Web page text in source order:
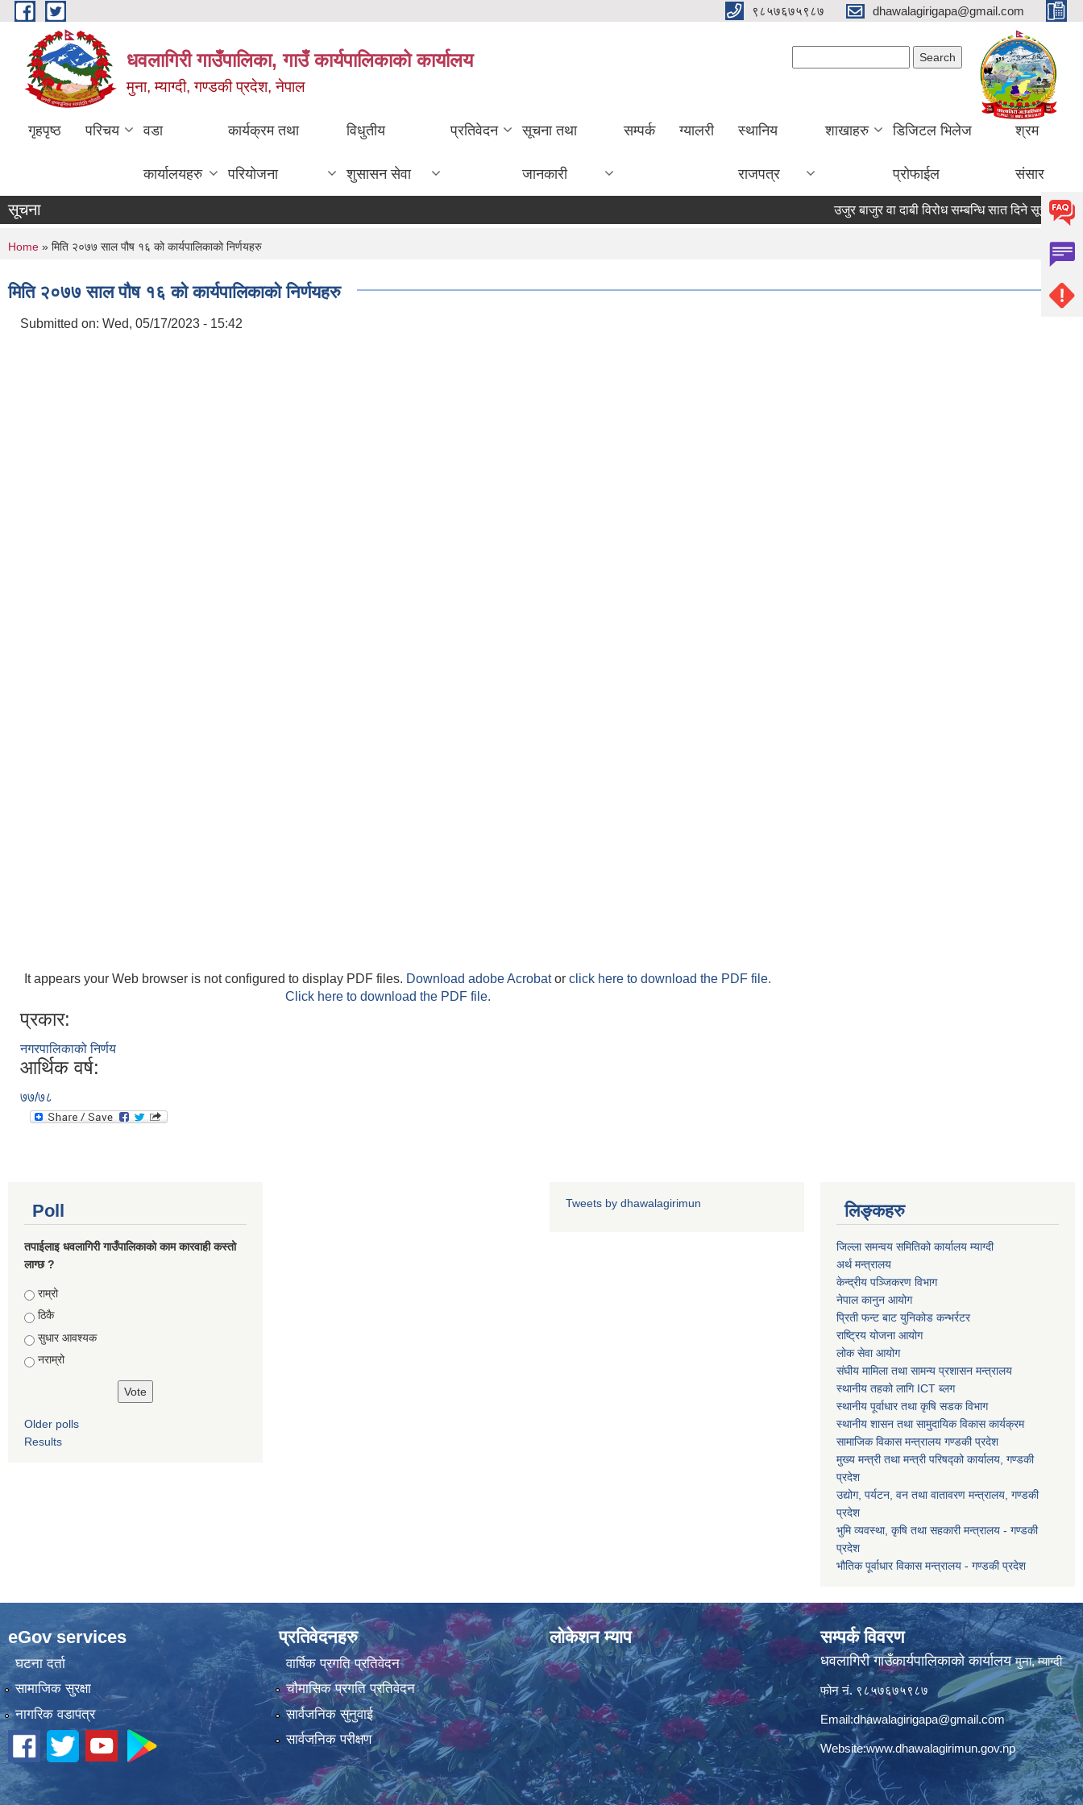
Skip to main content ९८५७६७५९८७ dhawalagirigapa@gmail.com
धवलागिरी गाउँपालिका, गाउँ कार्यपालिकाको कार्यालय
मुना, म्याग्दी, गण्डकी प्रदेश, नेपाल
गृहपृष्ठ परिचय वडा
कार्यालयहरु
कार्यक्रम तथा
परियोजना
विधुतीय
शुसासन सेवा
प्रतिवेदन सूचना तथा
जानकारी
सम्पर्क ग्यालरी स्थानिय
राजपत्र
शाखाहरु डिजिटल भिलेज
प्रोफाईल
श्रम
संसार
सूचना उजुर बाजुर वा दाबी विरोध सम्बन्धि सात दिने सूचना
You are here
Home » मिति २०७७ साल पौष १६ को कार्यपालिकाको निर्णयहरु
मिति २०७७ साल पौष १६ को कार्यपालिकाको निर्णयहरु
Submitted on: Wed, 05/17/2023 - 15:42
It appears your Web browser is not configured to display PDF files. Download adobe Acrobator click here to download the PDF file.
Click here to download the PDF file.
प्रकार:
नगरपालिकाको निर्णय
आर्थिक वर्ष:
७७/७८
Poll
तपाईलाइ धवलागिरी गाउँपालिकाको काम कारवाही कस्तो
लाग्छ ?
Choices
राम्रो
ठिकै
सुधार आवश्यक
नराम्रो
Older polls
Results
Tweets by dhawalagirimun लिङ्कहरु
जिल्ला समन्वय समितिको कार्यालय म्याग्दी
अर्थ मन्त्रालय
केन्द्रीय पञ्जिकरण विभाग
नेपाल कानुन आयोग
प्रिती फन्ट बाट युनिकोड कन्भर्रटर
राष्ट्रिय योजना आयोग
लोक सेवा आयोग
संघीय मामिला तथा सामन्य प्रशासन मन्त्रालय
स्थानीय तहको लागि ICT ब्लग
स्थानीय पूर्वाधार तथा कृषि सडक विभाग
स्थानीय शासन तथा सामुदायिक विकास कार्यक्रम
सामाजिक विकास मन्त्रालय गण्डकी प्रदेश
मुख्य मन्त्री तथा मन्त्री परिषद्को कार्यालय, गण्डकी
प्रदेश
उद्योग, पर्यटन, वन तथा वातावरण मन्त्रालय, गण्डकी
प्रदेश
भुमि व्यवस्था, कृषि तथा सहकारी मन्त्रालय - गण्डकी
प्रदेश
भौतिक पूर्वाधार विकास मन्त्रालय - गण्डकी प्रदेश
eGov services
घटना दर्ता
सामाजिक सुरक्षा
नागरिक वडापत्र
प्रतिवेदनहरु
वार्षिक प्रगति प्रतिवेदन
चौमासिक प्रगति प्रतिवेदन
सार्वजनिक सुनुवाई
सार्वजनिक परीक्षण
लोकेशन म्याप सम्पर्क विवरण
धवलागिरी गाउँकार्यपालिकाको कार्यालयमुना, म्याग्दी
फोन नं. ९८५७६७५९८७
Email:dhawalagirigapa@gmail.com
Website:www.dhawalagirimun.gov.np